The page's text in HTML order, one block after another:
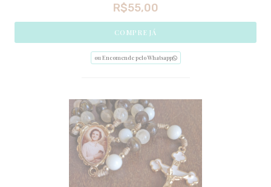
R$55,00
COMPRE JÁ
ou Encomende pelo Whatsapp